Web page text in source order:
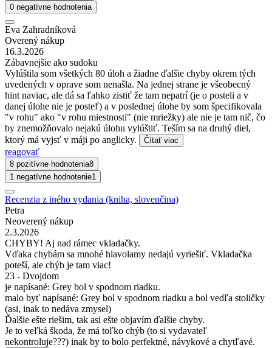
0 negatívne hodnotenia
Eva Zahradníková
Overený nákup
16.3.2026
Zábavnejšie ako sudoku
Vylúštila som všetkých 80 úloh a žiadne ďalšie chyby okrem tých
uvedených v oprave som nenašla. Na jednej strane je všeobecný
hint naviac, ale dá sa ľahko zistiť že tam nepatrí (je o posteli a v
danej úlohe nie je posteľ) a v poslednej úlohe by som špecifikovala
"v rohu" ako "v rohu miestnosti" (nie mriežky) ale nie je tam nič, čo
by znemožňovalo nejakú úlohu vylúštiť. Teším sa na druhý diel,
ktorý má vyjsť v máji po anglicky.
Čítať viac
reagovať
8 pozitívne hodnotenia8
1 negatívne hodnotenie1
Recenzia z iného vydania (kniha, slovenčina)
Petra
Neoverený nákup
2.3.2026
CHYBY! Aj nad rámec vkladačky.
Vďaka chybám sa mnohé hlavolamy nedajú vyriešiť. Vkladačka
poteší, ale chýb je tam viac!
23 - Dvojdom
je napísané: Grey bol v spodnom riadku.
malo byť napísané: Grey bol v spodnom riadku a bol vedľa stoličky
(asi, inak to nedáva zmysel)
Ďalšie ešte riešim, tak asi ešte objavím ďalšie chyby.
Je to veľká škoda, že má toľko chýb (to si vydavateľ
nekontroluje???) inak by to bolo perfektné, návykové a chytľavé.